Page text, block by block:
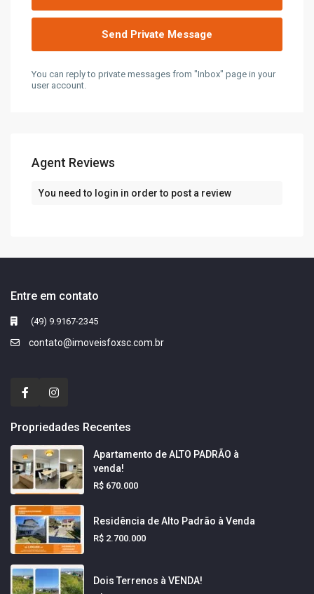
You can reply to private messages from "Inbox" page in your
user account.
Agent Reviews
You need to login in order to post a review
Entre em contato
(49) 9.9167-2345
contato@imoveisfoxsc.com.br
Propriedades Recentes
Apartamento de ALTO PADRÃO à
venda!
R$ 670.000
Residência de Alto Padrão à Venda
R$ 2.700.000
Dois Terrenos à VENDA!